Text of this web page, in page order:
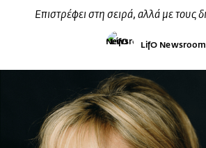
Επιστρέφει στη σειρά, αλλά με τους
LifO Newsroom